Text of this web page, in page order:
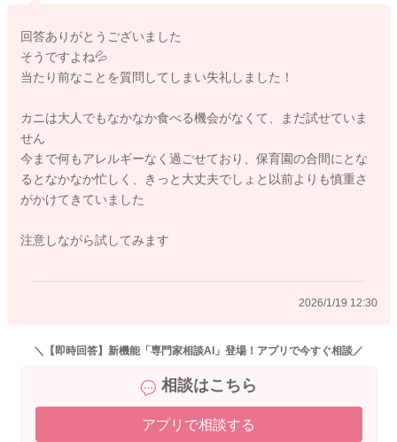
初めてのものは少量から少しずつを基本として進めていけると
良いですね。
2026/1/16 10:12
回答ありがとうございました
そうですよね💦
当たり前なことを質問してしまい失礼しました！
カニは大人でもなかなか食べる機会がなくて、まだ試せていま
せん
今まで何もアレルギーなく過ごせており、保育園の合間にとな
るとなかなか忙しく、きっと大丈夫でしょと以前よりも慎重さ
がかけてきていました
注意しながら試してみます
2026/1/19 12:30
＼【即時回答】新機能「専門家相談AI」登場！アプリで今すぐ相談／
相談はこちら
アプリで相談する